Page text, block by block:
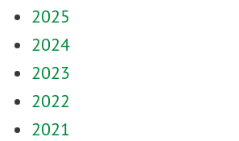
2025
2024
2023
2022
2021